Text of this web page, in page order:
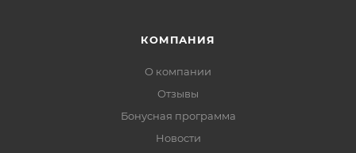
КОМПАНИЯ
О компании
Отзывы
Бонусная программа
Новости